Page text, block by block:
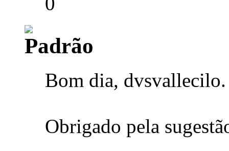
Bom dia, dvsvallecilo.
Obrigado pela